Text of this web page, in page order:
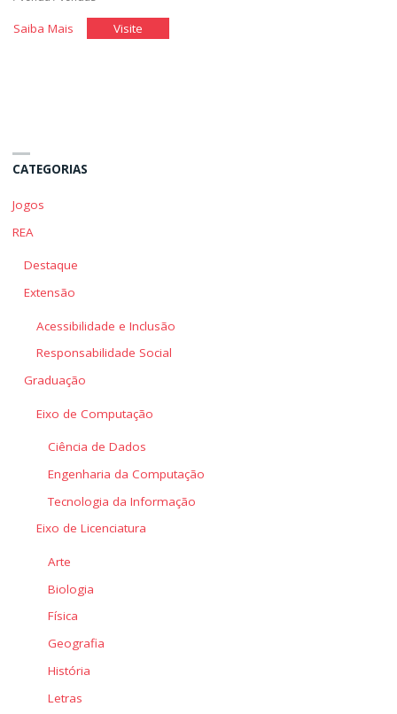
Saiba Mais"Produzindo
Visite"Produzindo
CATEGORIAS
Jogos
REA
Destaque
Extensão
Acessibilidade e Inclusão
Responsabilidade Social
Graduação
Eixo de Computação
Ciência de Dados
Engenharia da Computação
Tecnologia da Informação
Eixo de Licenciatura
Arte
Biologia
Física
Geografia
História
Letras